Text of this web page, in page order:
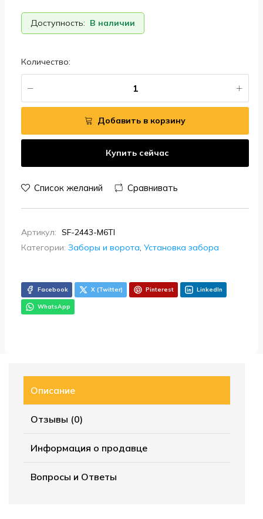
Доступность: В наличии
Количество:
Добавить в корзину
Купить сейчас
Список желаний Сравнивать
Артикул: SF-2443-M6TI
Категории: Заборы и ворота, Установка забора
Facebook X (Twitter) Pinterest LinkedIn
WhatsApp
Описание
Отзывы (0)
Информация о продавце
Вопросы и Ответы